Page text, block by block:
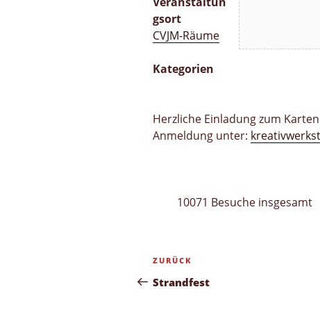
gsort
CVJM-Räume
Kategorien
Herzliche Einladung zum
Anmeldung unter:
10071 Besuche insgesamt
Beitragsnavigation
Vorheriger
Beitrag
ZURÜCK
Strandfest